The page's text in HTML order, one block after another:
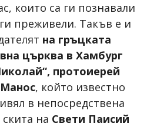
които са ги познавали
преживели. Такъв е и
на гръцката
църква в Хамбург
протоиерей
, който известно
в непосредствена
на Свети Паисий